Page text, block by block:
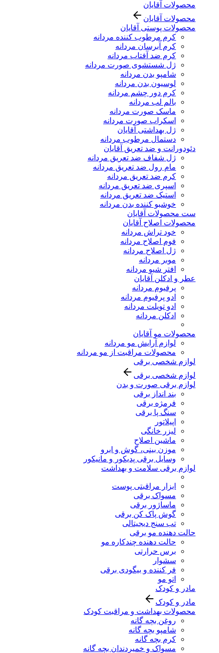
محصولات آقایان
محصولات آقایان
محصولات پوستی آقایان
کرم مرطوب کننده مردانه
کرم آبرسان مردانه
کرم ضد آفتاب مردانه
ژل شستشوی صورت مردانه
شامپو بدن مردانه
لوسیون بدن مردانه
کرم دور چشم مردانه
بالم لب مردانه
ماسک صورت مردانه
اسکراب صورت مردانه
ژل بهداشتی آقایان
دستمال مرطوب مردانه
دئودورانت و ضد تعریق آقایان
ژل شفاف ضد تعریق مردانه
مام رول ضد تعریق مردانه
کرم ضد تعریق مردانه
اسپری ضد تعریق مردانه
استیک ضد تعریق مردانه
خوشبو کننده بدن مردانه
ست محصولات آقایان
محصولات اصلاح آقایان
خود تراش مردانه
فوم اصلاح مردانه
ژل اصلاح مردانه
موبر مردانه
افتر شیو مردانه
عطر و ادکلن آقایان
پرفیوم مردانه
ادو پرفیوم مردانه
ادو تویلت مردانه
ادکلن مردانه
محصولات مو آقایان
لوازم آرایش مو مردانه
محصولات مراقبت از مو مردانه
لوازم شخصی برقی
لوازم شخصی برقی
لوازم برقی صورت و بدن
بند انداز برقی
فرمژه برقی
سنگ پا برقی
اپیلاتور
لیزر خانگی
ماشین اصلاح
موزن بینی، گوش و ابرو
وسایل برقی پدیکور و مانیکور
لوازم برقی سلامت و بهداشت
ابزار مراقبتی پوست
مسواک برقی
ماساژور برقی
گوش پاک کن برقی
تب سنج دیجیتالی
حالت دهنده مو برقی
حالت دهنده چندکاره مو
برس حرارتی
سشوار
فر کننده و بیگودی برقی
اتو مو
مادر و کودک
مادر و کودک
محصولات بهداشت و مراقبت کودک
روغن بچه گانه
شامپو بچه گانه
کرم بچه گانه
مسواک و خمیردندان بچه گانه